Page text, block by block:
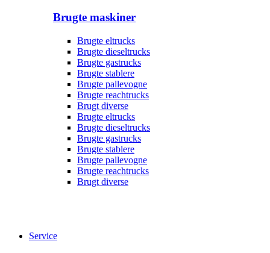
Brugte maskiner
Brugte eltrucks
Brugte dieseltrucks
Brugte gastrucks
Brugte stablere
Brugte pallevogne
Brugte reachtrucks
Brugt diverse
Brugte eltrucks
Brugte dieseltrucks
Brugte gastrucks
Brugte stablere
Brugte pallevogne
Brugte reachtrucks
Brugt diverse
Service